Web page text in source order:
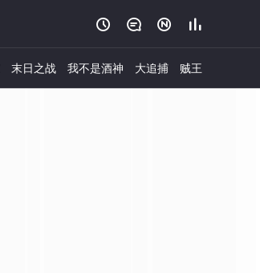
   
末日之战 我不是酒神 大追捕 贼王